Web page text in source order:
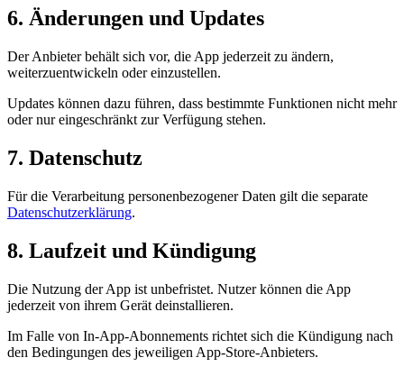
6. Änderungen und Updates
Der Anbieter behält sich vor, die App jederzeit zu ändern,
weiterzuentwickeln oder einzustellen.
Updates können dazu führen, dass bestimmte Funktionen nicht mehr
oder nur eingeschränkt zur Verfügung stehen.
7. Datenschutz
Für die Verarbeitung personenbezogener Daten gilt die separate
Datenschutzerklärung.
8. Laufzeit und Kündigung
Die Nutzung der App ist unbefristet. Nutzer können die App
jederzeit von ihrem Gerät deinstallieren.
Im Falle von In-App-Abonnements richtet sich die Kündigung nach
den Bedingungen des jeweiligen App-Store-Anbieters.